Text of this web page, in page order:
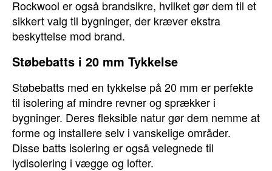
Rockwool er også brandsikre, hvilket gør dem til et
sikkert valg til bygninger, der kræver ekstra
beskyttelse mod brand.
Støbebatts i 20 mm Tykkelse
Støbebatts med en tykkelse på 20 mm er perfekte
til isolering af mindre revner og sprækker i
bygninger. Deres fleksible natur gør dem nemme at
forme og installere selv i vanskelige områder.
Disse batts isolering er også velegnede til
lydisolering i vægge og lofter.